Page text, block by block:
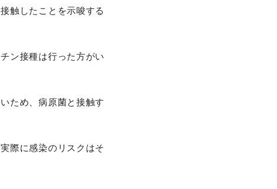
触したことを示唆する
ン接種は行った方がい
ため、病原菌と接触す
際に感染のリスクはそ